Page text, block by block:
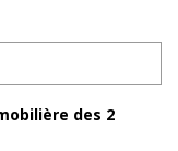
des 2